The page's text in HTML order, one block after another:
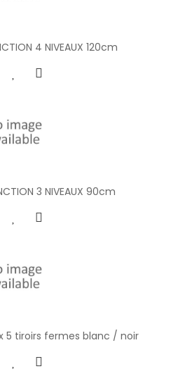
4 NIVEAUX 120cm
3 NIVEAUX 90cm
5 tiroirs fermes blanc / noir